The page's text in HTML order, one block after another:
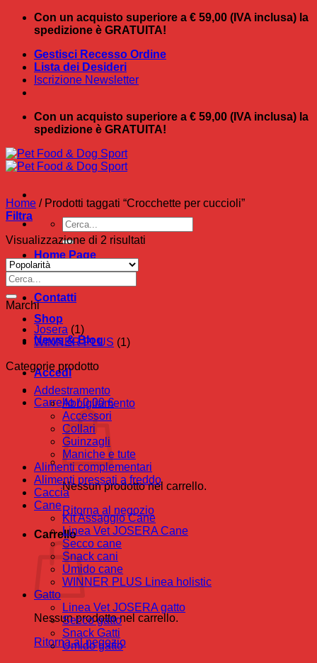
Salta
Con un acquisto superiore a € 59,00 (IVA inclusa) la
spedizione è GRATUITA!
Gestisci Recesso Ordine
Lista dei Desideri
Iscrizione Newsletter
Con un acquisto superiore a € 59,00 (IVA inclusa) la
spedizione è GRATUITA!
Cerca:
Home Page
Chi Siamo
Contatti
Shop
News & Blog
Accedi
Carrello /0,00€
Nessun prodotto nel carrello.
Ritorna al negozio
Carrello
Nessun prodotto nel carrello.
Ritorna al negozio
Home /Prodotti taggati “Crocchette per cuccioli”
Filtra
Visualizzazione di 2 risultati
Cerca:
Marchi
Josera (1)
WINNER PLUS (1)
Categorie prodotto
Addestramento
Abbigliamento
Accessori
Collari
Guinzagli
Maniche e tute
Alimenti complementari
Alimenti pressati a freddo
Caccia
Cane
Kit Assaggio Cane
Linea Vet JOSERA Cane
Secco cane
Snack cani
Umido cane
WINNER PLUS Linea holistic
Gatto
Linea Vet JOSERA gatto
Secco gatto
Snack Gatti
Umido gatto